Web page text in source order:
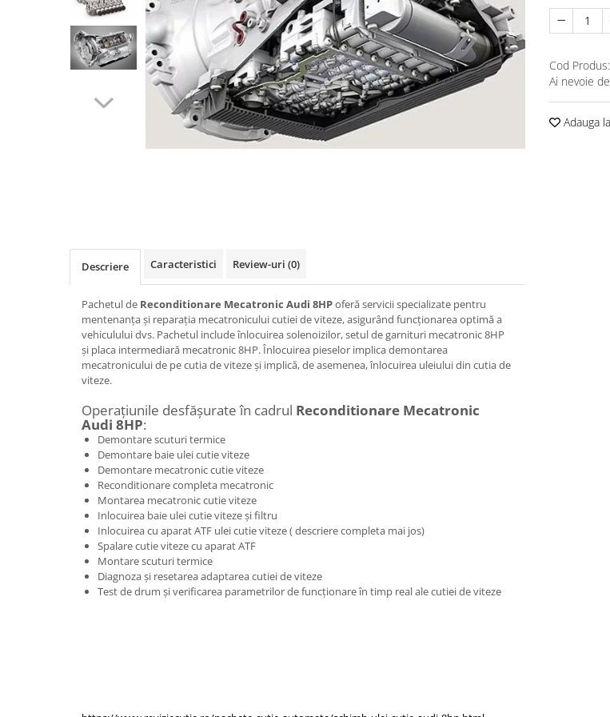
Cod Produs:
Ai nevoie
Adauga
Descriere Caracteristici Review-uri (0)
Pachetul de Reconditionare Mecatronic Audi 8HPoferă servicii specializate pentru
mentenanța și reparația mecatronicului cutiei de viteze, asigurând funcționarea optimă a
vehiculului dvs. Pachetul include înlocuirea solenoizilor, setul de garnituri mecatronic 8HP
și placa intermediară mecatronic 8HP. Înlocuirea pieselor implica demontarea
mecatronicului de pe cutia de viteze și implică, de asemenea, înlocuirea uleiului din cutia de
viteze.
Operațiunile desfășurate în cadrul Reconditionare Mecatronic
Audi 8HP:
Demontare scuturi termice
Demontare baie ulei cutie viteze
Demontare mecatronic cutie viteze
Reconditionare completa mecatronic
Montarea mecatronic cutie viteze
Inlocuirea baie ulei cutie viteze și filtru
Inlocuirea cu aparat ATF ulei cutie viteze ( descriere completa mai jos)
Spalare cutie viteze cu aparat ATF
Montare scuturi termice
Diagnoza și resetarea adaptarea cutiei de viteze
Test de drum și verificarea parametrilor de funcționare în timp real ale cutiei de viteze